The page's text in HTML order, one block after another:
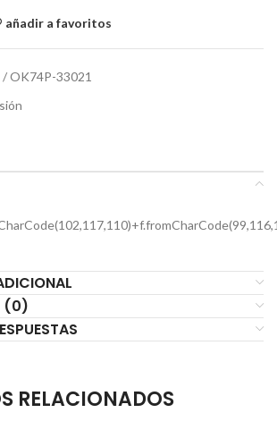
añadir a favoritos
OK74P-33021
(0)
RELACIONADOS